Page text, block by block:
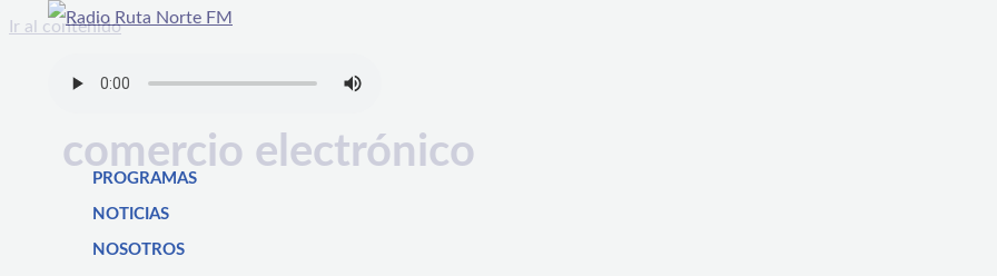
Ir al contenido
PROGRAMAS
NOTICIAS
NOSOTROS
comercio electrónico